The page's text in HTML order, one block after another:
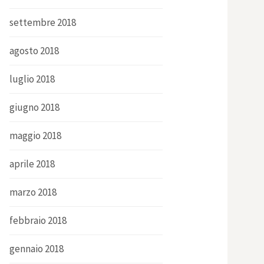
settembre 2018
agosto 2018
luglio 2018
giugno 2018
maggio 2018
aprile 2018
marzo 2018
febbraio 2018
gennaio 2018